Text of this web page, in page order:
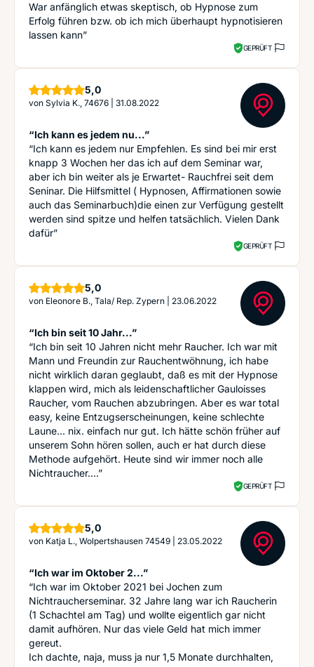
War anfänglich etwas skeptisch, ob Hypnose zum
Erfolg führen bzw. ob ich mich überhaupt hypnotisieren
lassen kann”
GEPRÜFT
5,0Sterne
von Sylvia K., 74676 31.08.2022
“Ich kann es jedem nu...”
“Ich kann es jedem nur Empfehlen. Es sind bei mir erst
knapp 3 Wochen her das ich auf dem Seminar war,
aber ich bin weiter als je Erwartet- Rauchfrei seit dem
Seninar. Die Hilfsmittel ( Hypnosen, Affirmationen sowie
auch das Seminarbuch)die einen zur Verfügung gestellt
werden sind spitze und helfen tatsächlich. Vielen Dank
dafür”
GEPRÜFT
5,0Sterne
von Eleonore B., Tala/ Rep. Zypern 23.06.2022
“Ich bin seit 10 Jahr...”
“Ich bin seit 10 Jahren nicht mehr Raucher. Ich war mit
Mann und Freundin zur Rauchentwöhnung, ich habe
nicht wirklich daran geglaubt, daß es mit der Hypnose
klappen wird, mich als leidenschaftlicher Gauloisses
Raucher, vom Rauchen abzubringen. Aber es war total
easy, keine Entzugserscheinungen, keine schlechte
Laune... nix. einfach nur gut. Ich hätte schön früher auf
unserem Sohn hören sollen, auch er hat durch diese
Methode aufgehört. Heute sind wir immer noch alle
Nichtraucher....”
GEPRÜFT
5,0Sterne
von Katja L., Wolpertshausen 74549 23.05.2022
“Ich war im Oktober 2...”
“Ich war im Oktober 2021 bei Jochen zum
Nichtraucherseminar. 32 Jahre lang war ich Raucherin
(1 Schachtel am Tag) und wollte eigentlich gar nicht
damit aufhören. Nur das viele Geld hat mich immer
gereut.
Ich dachte, naja, muss ja nur 1,5 Monate durchhalten,